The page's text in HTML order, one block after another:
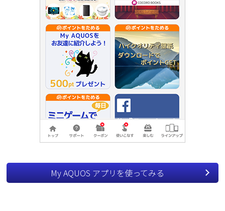
My AQUOS アプリを使ってみる